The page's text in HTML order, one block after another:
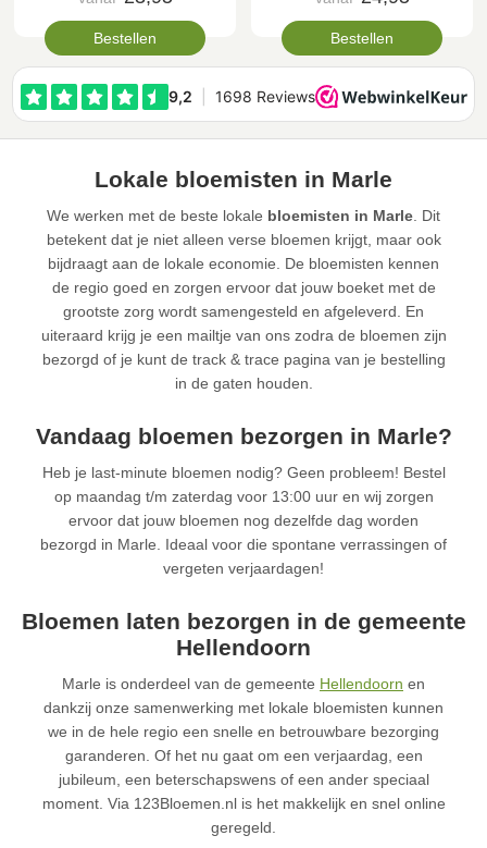
Bestellen Bestellen
Lokale bloemisten in Marle
We werken met de beste lokale bloemisten in Marle . Dit
betekent dat je niet alleen verse bloemen krijgt, maar ook
bijdraagt aan de lokale economie. De bloemisten kennen
de regio goed en zorgen ervoor dat jouw boeket met de
grootste zorg wordt samengesteld en afgeleverd. En
uiteraard krijg je een mailtje van ons zodra de bloemen zijn
bezorgd of je kunt de track & trace pagina van je bestelling
in de gaten houden.
Vandaag bloemen bezorgen in Marle?
Heb je last-minute bloemen nodig? Geen probleem! Bestel
op maandag t/m zaterdag voor 13:00 uur en wij zorgen
ervoor dat jouw bloemen nog dezelfde dag worden
bezorgd in Marle. Ideaal voor die spontane verrassingen of
vergeten verjaardagen!
Bloemen laten bezorgen in de gemeente
Hellendoorn
Marle is onderdeel van de gemeente Hellendoorn en
dankzij onze samenwerking met lokale bloemisten kunnen
we in de hele regio een snelle en betrouwbare bezorging
garanderen. Of het nu gaat om een verjaardag, een
jubileum, een beterschapswens of een ander speciaal
moment. Via 123Bloemen.nl is het makkelijk en snel online
geregeld.